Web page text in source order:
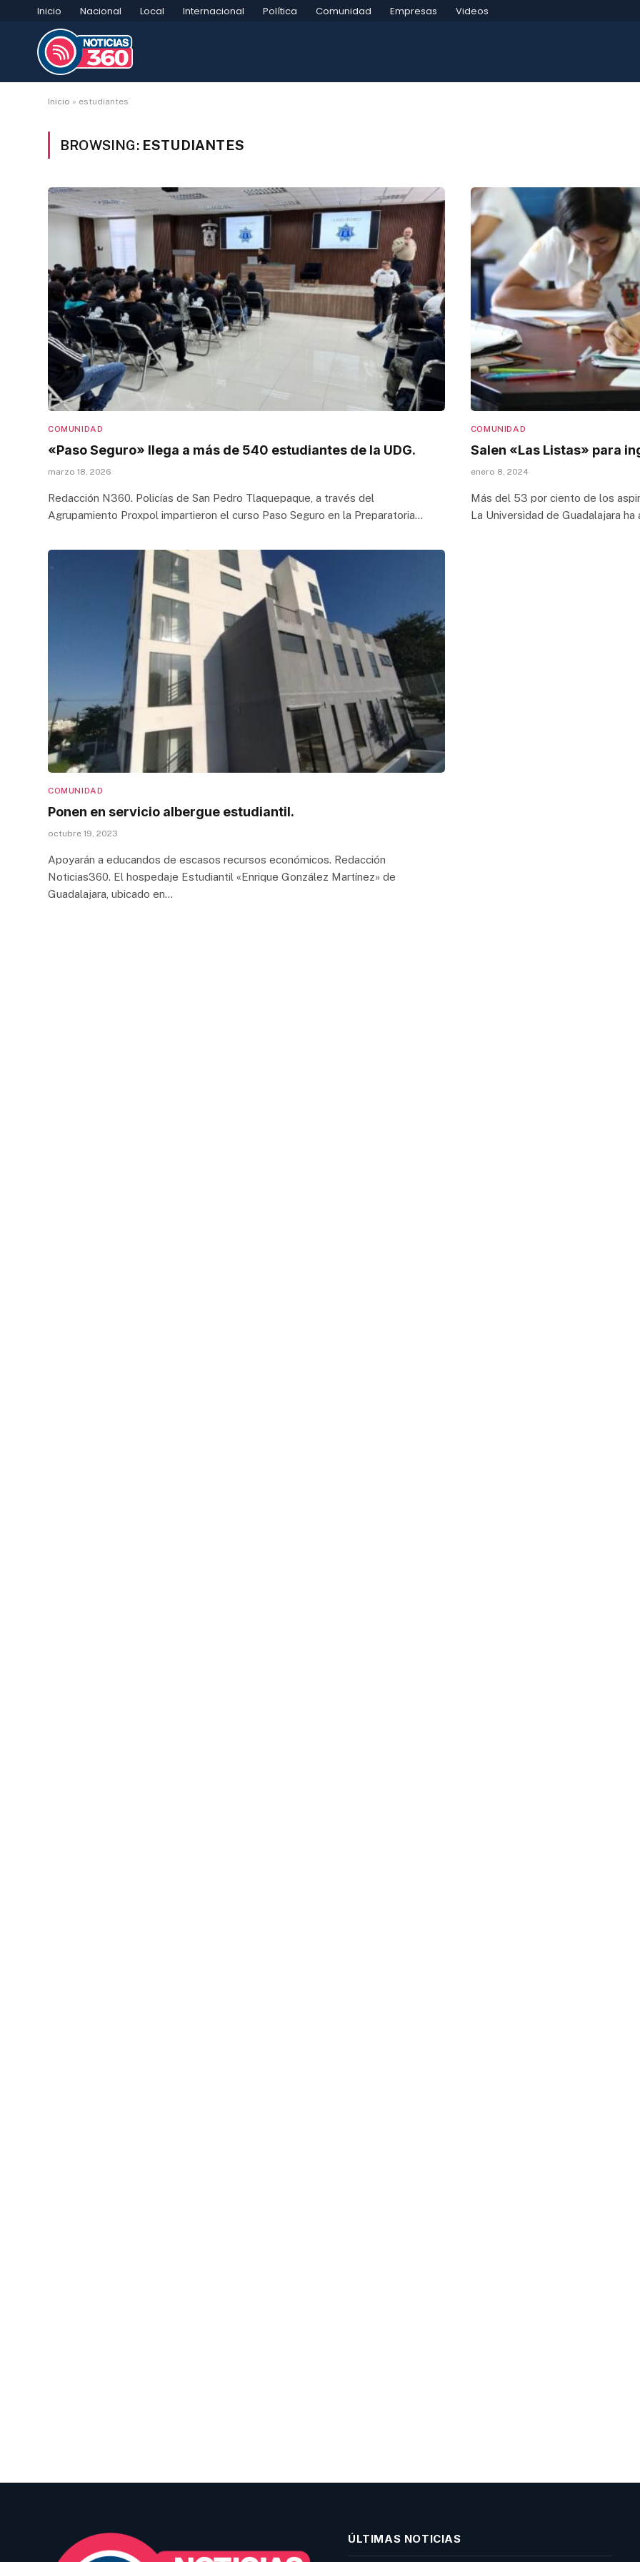
Inicio Nacional Local Internacional Política Comunidad Empresas Videos
Inicio » estudiantes
BROWSING: ESTUDIANTES
COMUNIDAD
«Paso Seguro» llega a más de 540 estudiantes de la UDG.
marzo 18, 2026
Redacción N360. Policías de San Pedro Tlaquepaque, a través del
Agrupamiento Proxpol impartieron el curso Paso Seguro en la Preparatoria…
COMUNIDAD
Salen «Las Listas» para
enero 8, 2024
Más del 53 por ciento de los
La Universidad de Guadalajara
COMUNIDAD
Ponen en servicio albergue estudiantil.
octubre 19, 2023
Apoyarán a educandos de escasos recursos económicos. Redacción
Noticias360. El hospedaje Estudiantil «Enrique González Martínez» de
Guadalajara, ubicado en…
ÚLTIMAS NOTICIAS